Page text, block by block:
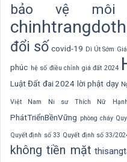
bảo vệ môi
đổi số covid-19 Dì Út Sớm
phúc hệ số điều chỉnh giá đất 2024
Luật Đất đai 2024 lời phật dạy
Việt Nam Ni sư Thích Nữ
PhátTriểnBềnVững phòng cháy
Quyết định số 33 Quyết định số 33/
không tiền mặt